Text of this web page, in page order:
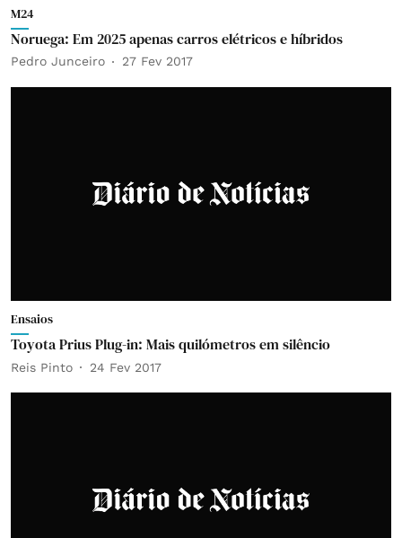
M24
Noruega: Em 2025 apenas carros elétricos e híbridos
Pedro Junceiro 27 Fev 2017
Ensaios
Toyota Prius Plug-in: Mais quilómetros em silêncio
Reis Pinto 24 Fev 2017